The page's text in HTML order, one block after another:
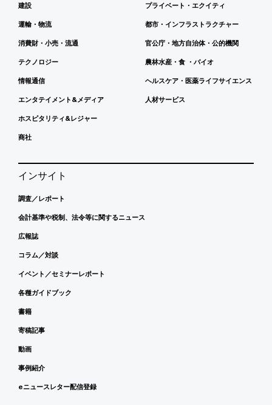
建設
運輸・物流
消費財・小売・流通
テクノロジー
情報通信
エンタテイメント&メディア
ホスピタリティ&レジャー
商社
プライベート・エクイティ
都市・インフラストラクチャー
官公庁・地方自治体・公的機関
農林水産・食 ・バイオ
ヘルスケア・医薬ライフサイエンス
人材サービス
インサイト
調査／レポート
会計基準や税制、法令等に関するニュース
広報誌
コラム／対談
イベント／セミナーレポート
各種ガイドブック
書籍
寄稿記事
動画
事例紹介
eニュースレター配信登録